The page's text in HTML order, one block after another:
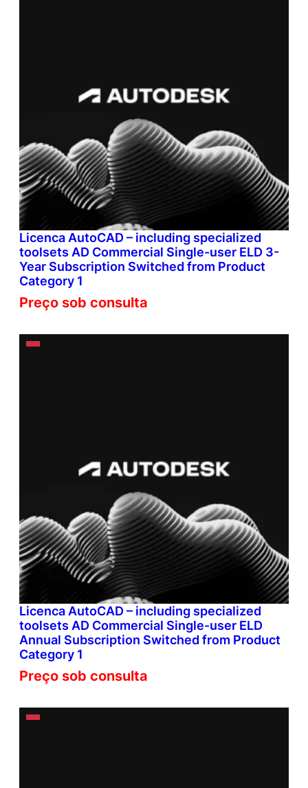
Licenca AutoCAD – including specialized
toolsets AD Commercial Single-user ELD 3-
Year Subscription Switched from Product
Category 1
Preço sob consulta
Licenca AutoCAD – including specialized
toolsets AD Commercial Single-user ELD
Annual Subscription Switched from Product
Category 1
Preço sob consulta